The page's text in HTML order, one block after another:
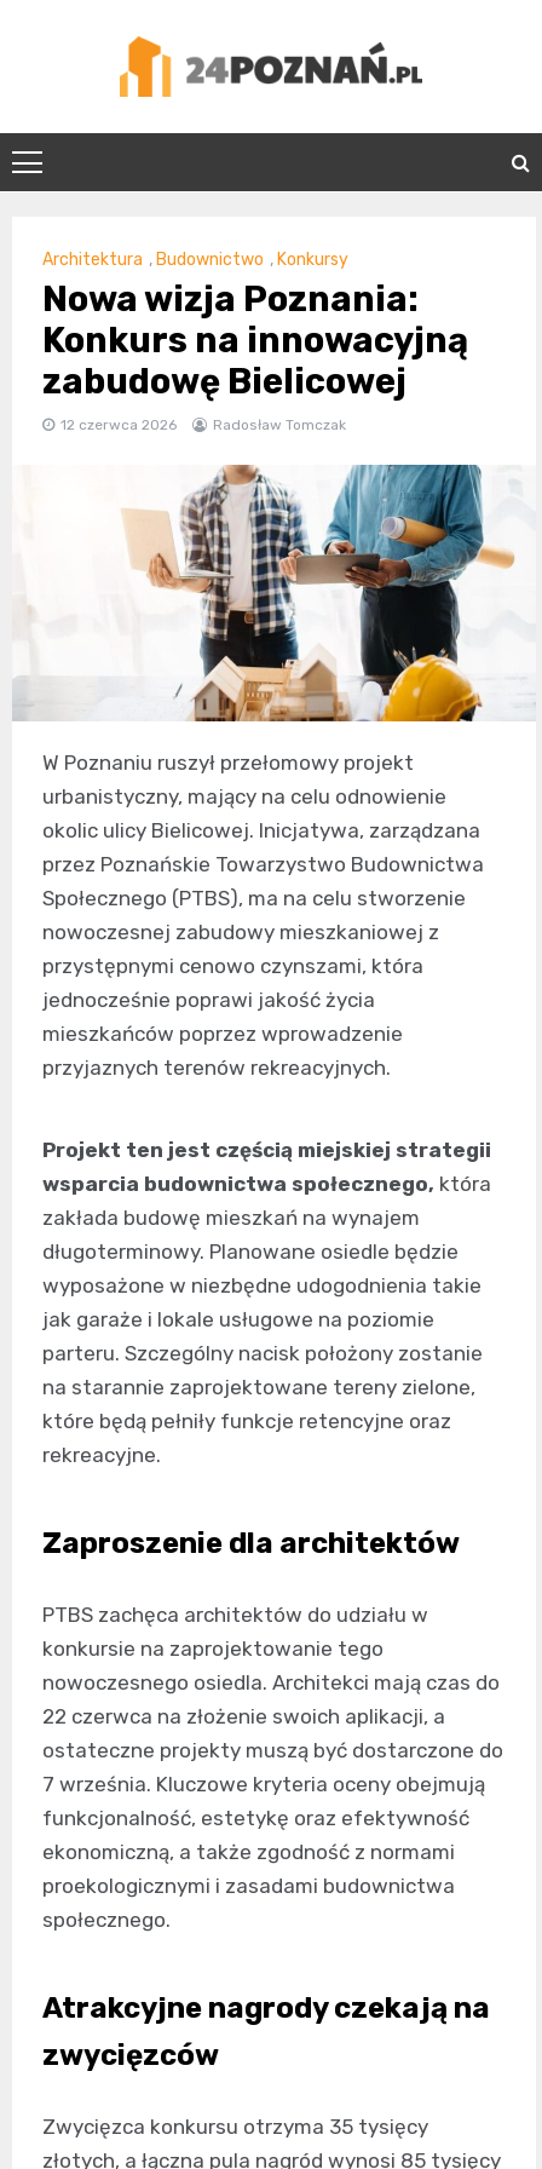
24Poznań.pl
Architektura , Budownictwo , Konkursy
Nowa wizja Poznania:
Konkurs na innowacyjną
zabudowę Bielicowej
12 czerwca 2026 Radosław Tomczak
W Poznaniu ruszył przełomowy projekt
urbanistyczny, mający na celu odnowienie
okolic ulicy Bielicowej. Inicjatywa, zarządzana
przez Poznańskie Towarzystwo Budownictwa
Społecznego (PTBS), ma na celu stworzenie
nowoczesnej zabudowy mieszkaniowej z
przystępnymi cenowo czynszami, która
jednocześnie poprawi jakość życia
mieszkańców poprzez wprowadzenie
przyjaznych terenów rekreacyjnych.
Projekt ten jest częścią miejskiej strategii
wsparcia budownictwa społecznego, która
zakłada budowę mieszkań na wynajem
długoterminowy. Planowane osiedle będzie
wyposażone w niezbędne udogodnienia takie
jak garaże i lokale usługowe na poziomie
parteru. Szczególny nacisk położony zostanie
na starannie zaprojektowane tereny zielone,
które będą pełniły funkcje retencyjne oraz
rekreacyjne.
Zaproszenie dla architektów
PTBS zachęca architektów do udziału w
konkursie na zaprojektowanie tego
nowoczesnego osiedla. Architekci mają czas do
22 czerwca na złożenie swoich aplikacji, a
ostateczne projekty muszą być dostarczone do
7 września. Kluczowe kryteria oceny obejmują
funkcjonalność, estetykę oraz efektywność
ekonomiczną, a także zgodność z normami
proekologicznymi i zasadami budownictwa
społecznego.
Atrakcyjne nagrody czekają na
zwycięzców
Zwycięzca konkursu otrzyma 35 tysięcy
złotych, a łączna pula nagród wynosi 85 tysięcy